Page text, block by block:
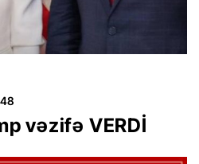
vəzifə VERDİ